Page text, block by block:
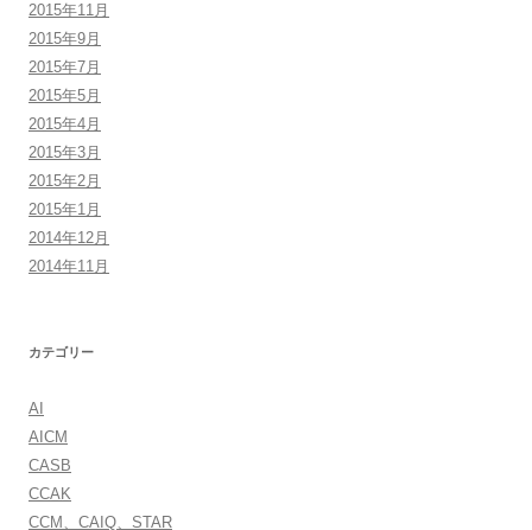
2015年11月
2015年9月
2015年7月
2015年5月
2015年4月
2015年3月
2015年2月
2015年1月
2014年12月
2014年11月
カテゴリー
AI
AICM
CASB
CCAK
CCM、CAIQ、STAR